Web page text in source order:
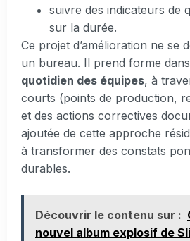
suivre des indicateurs de
sur la durée.
Ce projet d’amélioration ne se
un bureau. Il prend forme
quotidien des équipes, à
courts (points de production,
et des actions correctives
ajoutée de cette approche
à transformer des constats
durables.
Découvrir le contenu sur :
nouvel album explosif de